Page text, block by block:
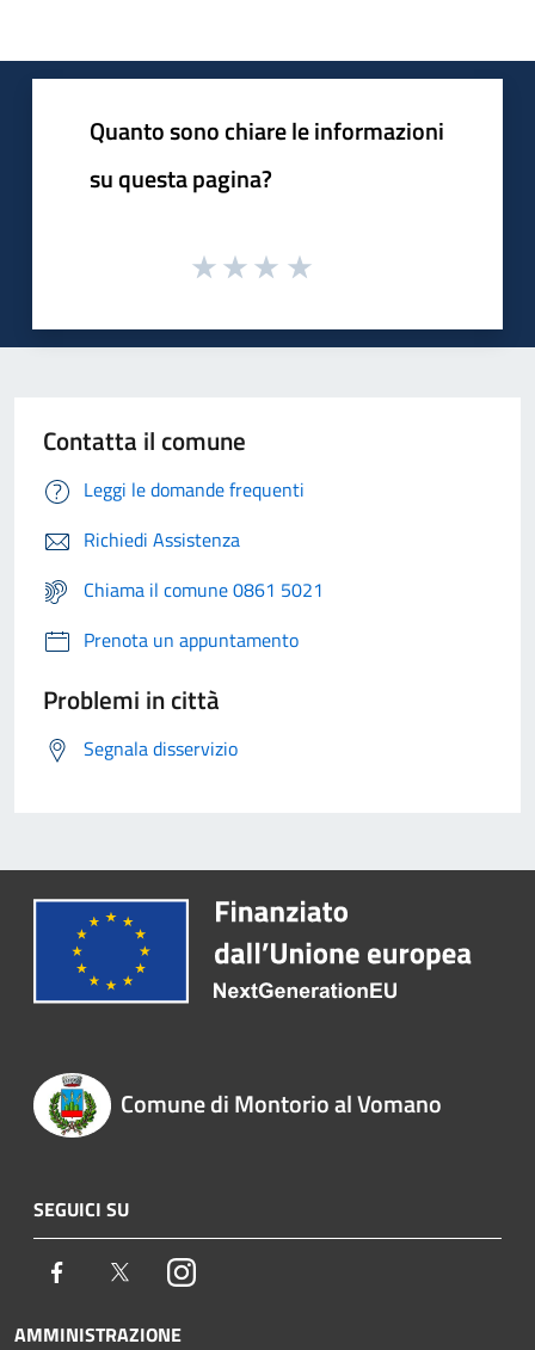
Quanto sono chiare le informazioni
su questa pagina?
Contatta il comune
Leggi le domande frequenti
Richiedi Assistenza
Chiama il comune 0861 5021
Prenota un appuntamento
Problemi in città
Segnala disservizio
Comune di Montorio al Vomano
SEGUICI SU
Facebook TwitterInstagram
AMMINISTRAZIONE